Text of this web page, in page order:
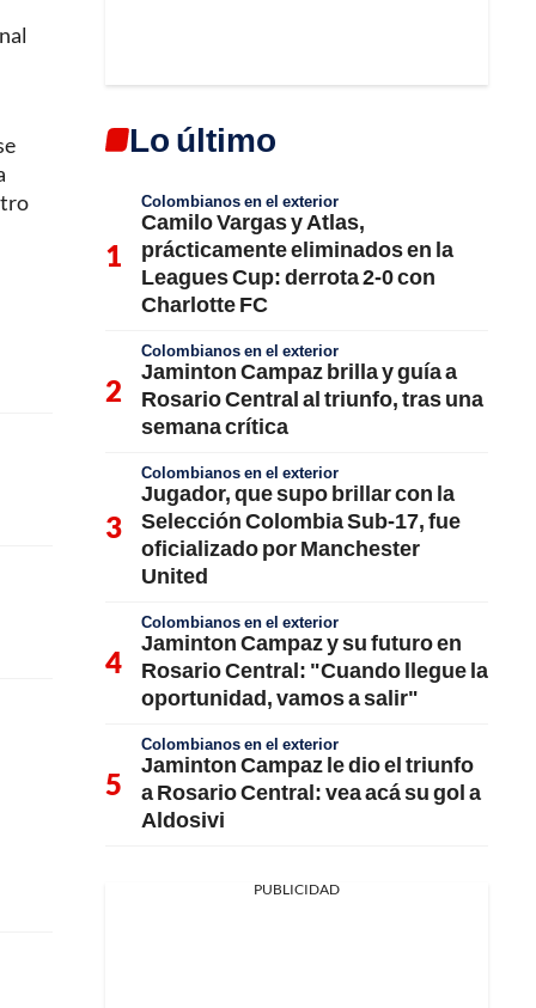
Lo último
Colombianos en el exterior
Camilo Vargas y Atlas,
prácticamente eliminados en la
Leagues Cup: derrota 2-0 con
Charlotte FC
Colombianos en el exterior
Jaminton Campaz brilla y guía a
Rosario Central al triunfo, tras una
semana crítica
Colombianos en el exterior
Jugador, que supo brillar con la
Selección Colombia Sub-17, fue
oficializado por Manchester
United
Colombianos en el exterior
Jaminton Campaz y su futuro en
Rosario Central: "Cuando llegue la
oportunidad, vamos a salir"
Colombianos en el exterior
Jaminton Campaz le dio el triunfo
a Rosario Central: vea acá su gol a
Aldosivi
PUBLICIDAD